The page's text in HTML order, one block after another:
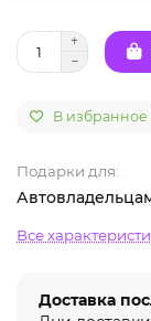
В избранное
Подарки для:
Все
Доставка